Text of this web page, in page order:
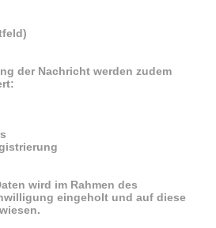
der Nachricht werden zudem
wird im Rahmen des
eingeholt und auf diese